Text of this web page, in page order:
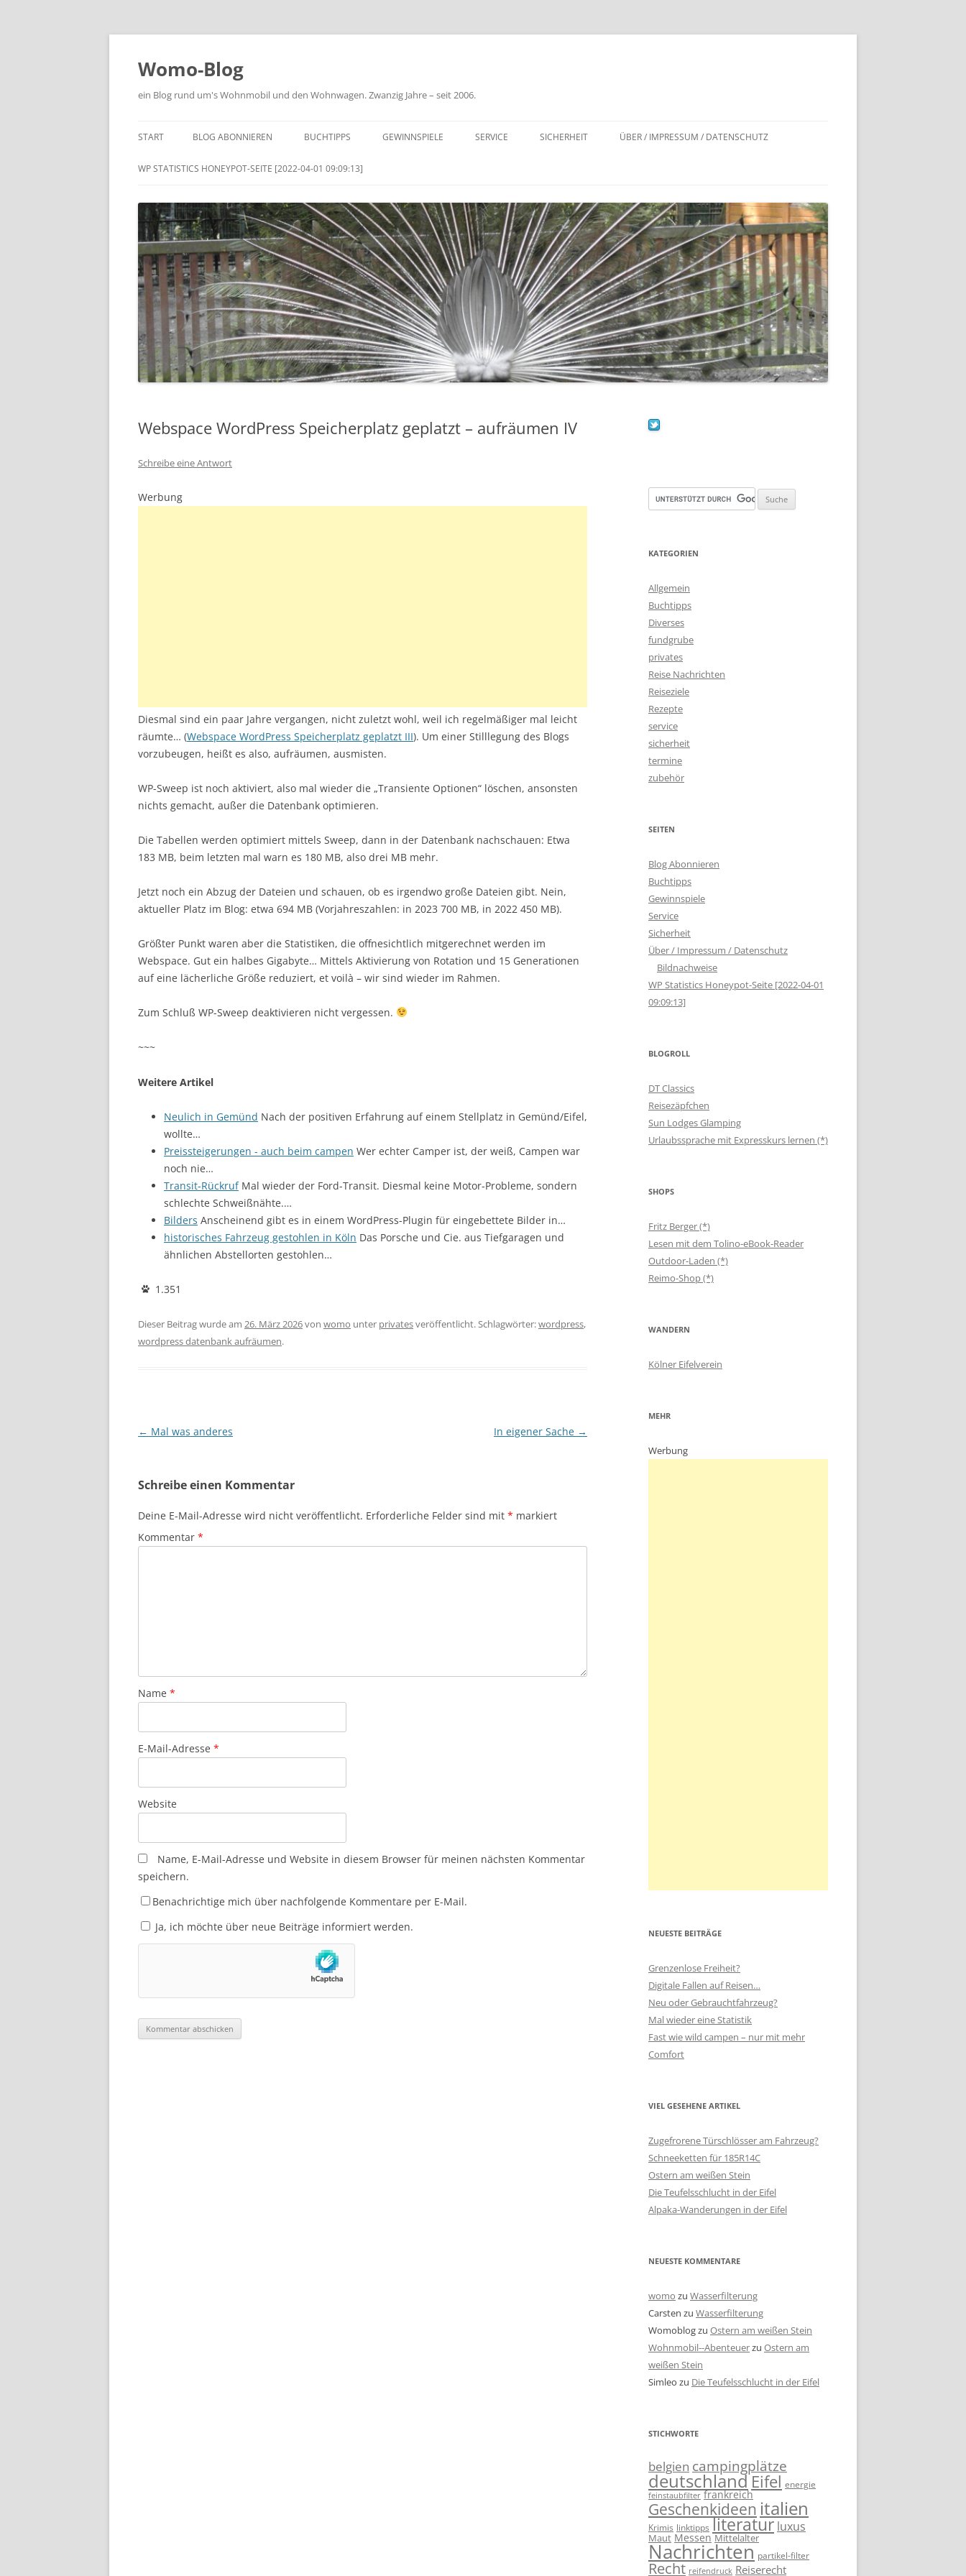
Zum
Womo-Blog
ein Blog rund um's Wohnmobil und den Wohnwagen. Zwanzig Jahre – seit 2006.
START BLOG ABONNIEREN BUCHTIPPS GEWINNSPIELE SERVICE SICHERHEIT ÜBER / IMPRESSUM / DATENSCHUTZ
WP STATISTICS HONEYPOT-SEITE [2022-04-01 09:09:13]
Webspace WordPress Speicherplatz geplatzt – aufräumen IV
Schreibe eine Antwort
Werbung
Diesmal sind ein paar Jahre vergangen, nicht zuletzt wohl, weil ich regelmäßiger mal leicht
räumte… (Webspace WordPress Speicherplatz geplatzt III). Um einer Stilllegung des Blogs
vorzubeugen, heißt es also, aufräumen, ausmisten.
WP-Sweep ist noch aktiviert, also mal wieder die „Transiente Optionen“ löschen, ansonsten
nichts gemacht, außer die Datenbank optimieren.
Die Tabellen werden optimiert mittels Sweep, dann in der Datenbank nachschauen: Etwa
183 MB, beim letzten mal warn es 180 MB, also drei MB mehr.
Jetzt noch ein Abzug der Dateien und schauen, ob es irgendwo große Dateien gibt. Nein,
aktueller Platz im Blog: etwa 694 MB (Vorjahreszahlen: in 2023 700 MB, in 2022 450 MB).
Größter Punkt waren aber die Statistiken, die offnesichtlich mitgerechnet werden im
Webspace. Gut ein halbes Gigabyte… Mittels Aktivierung von Rotation und 15 Generationen
auf eine lächerliche Größe reduziert, et voilà – wir sind wieder im Rahmen.
Zum Schluß WP-Sweep deaktivieren nicht vergessen.
~~~
Weitere Artikel
Neulich in Gemünd Nach der positiven Erfahrung auf einem Stellplatz in Gemünd/Eifel,
wollte…
Preissteigerungen - auch beim campen Wer echter Camper ist, der weiß, Campen war
noch nie…
Transit-RückrufMal wieder der Ford-Transit. Diesmal keine Motor-Probleme, sondern
schlechte Schweißnähte.…
Bilders Anscheinend gibt es in einem WordPress-Plugin für eingebettete Bilder in…
historisches Fahrzeug gestohlen in Köln Das Porsche und Cie. aus Tiefgaragen und
ähnlichen Abstellorten gestohlen…
1.351
Dieser Beitrag wurde am 26. März 2026von womo unter privatesveröffentlicht. Schlagwörter:wordpress,
wordpress datenbank aufräumen.
Beitragsnavigation
← Mal was anderes In eigener Sache →
Schreibe einen Kommentar
Deine E-Mail-Adresse wird nicht veröffentlicht. Erforderliche Felder sind mit * markiert
Kommentar *
Name *
E-Mail-Adresse *
Website
Name, E-Mail-Adresse und Website in diesem Browser für meinen nächsten Kommentar
speichern.
Benachrichtige mich über nachfolgende Kommentare per E-Mail.
Ja, ich möchte über neue Beiträge informiert werden.
KATEGORIEN
Allgemein
Buchtipps
Diverses
fundgrube
privates
Reise Nachrichten
Reiseziele
Rezepte
service
sicherheit
termine
zubehör
SEITEN
Blog Abonnieren
Buchtipps
Gewinnspiele
Service
Sicherheit
Über / Impressum / Datenschutz
Bildnachweise
WP Statistics Honeypot-Seite [2022-04-01
09:09:13]
BLOGROLL
DT Classics
Reisezäpfchen
Sun Lodges Glamping
Urlaubssprache mit Expresskurs lernen (*)
SHOPS
Fritz Berger (*)
Lesen mit dem Tolino-eBook-Reader
Outdoor-Laden (*)
Reimo-Shop (*)
WANDERN
Kölner Eifelverein
MEHR
Werbung
NEUESTE BEITRÄGE
Grenzenlose Freiheit?
Digitale Fallen auf Reisen…
Neu oder Gebrauchtfahrzeug?
Mal wieder eine Statistik
Fast wie wild campen – nur mit mehr
Comfort
VIEL GESEHENE ARTIKEL
Zugefrorene Türschlösser am Fahrzeug?
Schneeketten für 185R14C
Ostern am weißen Stein
Die Teufelsschlucht in der Eifel
Alpaka-Wanderungen in der Eifel
NEUESTE KOMMENTARE
womo zu Wasserfilterung
Carsten zu Wasserfilterung
Womoblogzu Ostern am weißen Stein
Wohnmobil--Abenteuerzu Ostern am
weißen Stein
Simleo zu Die Teufelsschlucht in der Eifel
STICHWORTE
belgien campingplätze
deutschland Eifel energie
feinstaubfilter frankreich
Geschenkideen italien
Krimis linktipps literatur luxus
Maut Messen Mittelalter
Nachrichten partikel-filter
Recht reifendruck Reiserecht